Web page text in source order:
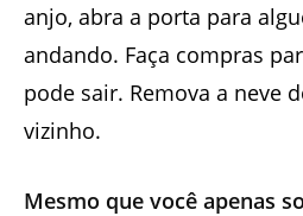
anjo, abra a porta para
andando. Faça compras
pode sair. Remova a neve
vizinho.
Mesmo que você apenas